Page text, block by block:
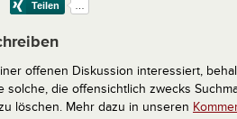
offenen Diskussion interessiert,
solche, die offensichtlich zwecks
löschen. Mehr dazu in unseren